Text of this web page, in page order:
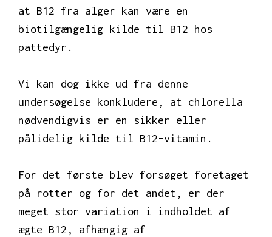
at B12 fra alger kan være en
biotilgængelig kilde til B12 hos
pattedyr.
Vi kan dog ikke ud fra denne
undersøgelse konkludere, at chlorella
nødvendigvis er en sikker eller
pålidelig kilde til B12-vitamin.
For det første blev forsøget foretaget
på rotter og for det andet, er der
meget stor variation i indholdet af
ægte B12, afhængig af